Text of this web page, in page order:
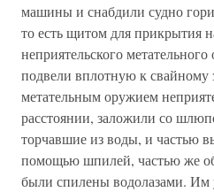
машины и снабдили судно
то есть щитом для прикрытия
неприятельского
подвели вплотную к
метательным оружием
расстоянии, заложили со
торчавшие из воды, и частью
помощью шпилей, частью же
были спилены водолазами. Им